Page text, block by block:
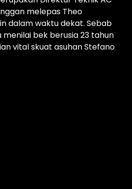
melepas Theo
dalam waktu dekat. Sebab
menilai bek berusia 23 tahun
vital skuat asuhan Stefano